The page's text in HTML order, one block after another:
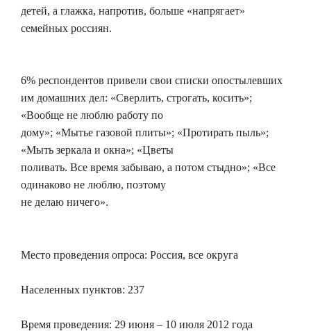
детей, а глажка, напротив, больше «напрягает»
семейных россиян.
6% респондентов привели свои списки опостылевших
им домашних дел: «Сверлить, строгать, косить»;
«Вообще не люблю работу по
дому»; «Мытье газовой плиты»; «Протирать пыль»;
«Мыть зеркала и окна»; «Цветы
поливать. Все время забываю, а потом стыдно»; «Все
одинаково не люблю, поэтому
не делаю ничего».
Место проведения опроса: Россия, все округа
Населенных пунктов: 237
Время проведения: 29 июня – 10 июля 2012 года